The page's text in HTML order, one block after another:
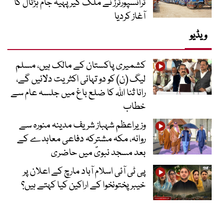
آغاز کردیا
ویڈیو
کشمیری پاکستان کے مالک ہیں، مسلم
لیگ (ن) کو دو تہائی اکثریت دلائیں گے،
رانا ثنا اللہ کا ضلع باغ میں جلسہ عام سے
خطاب
وزیراعظم شہباز شریف مدینہ منورہ سے
روانہ، مکہ مشترکہ دفاعی معاہدے کے
بعد مسجد نبویؐ میں حاضری
پی ٹی آئی اسلام آباد مارچ کے اعلان پر
خیبر پختونخوا کے اراکین کیا کہتے ہیں؟